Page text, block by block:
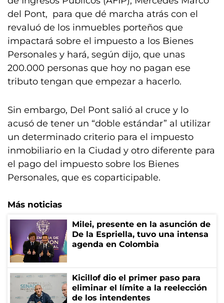
del Pont, para que dé marcha atrás con el
revaluó de los inmuebles porteños que
impactará sobre el impuesto a los Bienes
Personales y hará, según dijo, que unas
200.000 personas que hoy no pagan ese
tributo tengan que empezar a hacerlo.
Sin embargo, Del Pont salió al cruce y lo
acusó de tener un “doble estándar” al utilizar
un determinado criterio para el impuesto
inmobiliario en la Ciudad y otro diferente para
el pago del impuesto sobre los Bienes
Personales, que es coparticipable.
Más noticias
Milei, presente en la asunción de
De la Espriella, tuvo una intensa
agenda en Colombia
Kicillof dio el primer paso para
eliminar el límite a la reelección
de los intendentes